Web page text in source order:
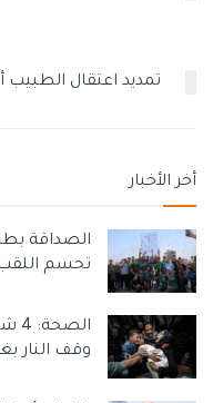
تمديد اعتقال الطبيب
أخر الأخبار
الصداقة
تحسم اللقب
وقف النار بغزة